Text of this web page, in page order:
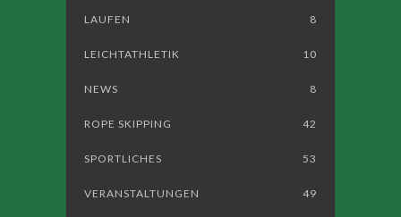
LAUFEN 8
LEICHTATHLETIK 10
NEWS 8
ROPE SKIPPING 42
SPORTLICHES 53
VERANSTALTUNGEN 49